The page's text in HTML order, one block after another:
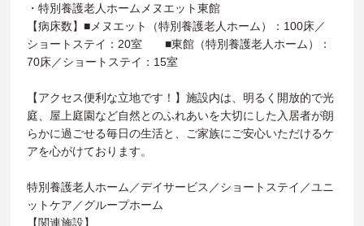
・特別養護老人ホームメヌエット東館
【病床数】■メヌエット（特別養護老人ホーム）：100床／
ショートステイ：20室 ■東館（特別養護老人ホーム）：
70床／ショートステイ：15室
【アクセス便利な立地です！】施設内は、明るく開放的で光
庭、屋上庭園など自然とのふれあいを大切にした入居者が朗
らかに過ごせる毎日の生活と、ご家族にご安心いただけるケ
アを心がけております。
特別養護老人ホーム／デイサービス／ショートステイ／ユニ
ットケア／グループホーム
【関連施設】